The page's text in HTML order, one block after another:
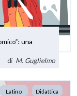
una
di M. Guglielmo
Latino Didattica